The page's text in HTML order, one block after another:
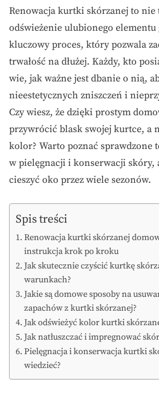
Renowacja kurtki skórzanej to nie
odświeżenie ulubionego elementu
kluczowy proces, który pozwala
trwałość na dłużej. Każdy, kto
wie, jak ważne jest dbanie o nią,
nieestetycznych zniszczeń i
Czy wiesz, że dzięki prostym
przywrócić blask swojej kurtce, a
kolor? Warto poznać sprawdzone
w pielęgnacji i konserwacji skóry,
cieszyć oko przez wiele sezonów.
Spis treści
Renowacja kurtki skórzanej
instrukcja krok po kroku
Jak skutecznie czyścić kurtkę
warunkach?
Jakie są domowe sposoby na
zapachów z kurtki skórzanej?
Jak odświeżyć kolor kurtki
Jak natłuszczać i impregnować
Pielęgnacja i konserwacja kurtki
wiedzieć?